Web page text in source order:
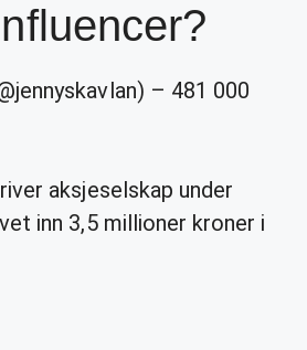
– 481 000
aksjeselskap under
inn 3,5 millioner kroner i